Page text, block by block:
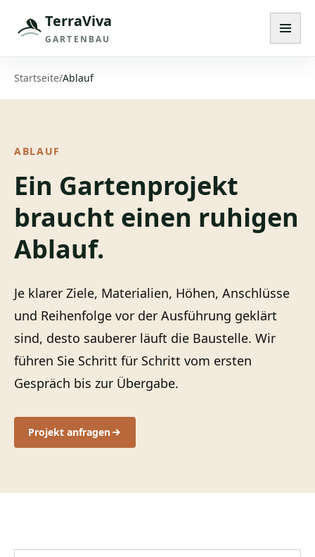
TerraViva
GARTENBAU
Startseite/Ablauf
ABLAUF
Ein Gartenprojekt
braucht einen ruhigen
Ablauf.
Je klarer Ziele, Materialien, Höhen, Anschlüsse
und Reihenfolge vor der Ausführung geklärt
sind, desto sauberer läuft die Baustelle. Wir
führen Sie Schritt für Schritt vom ersten
Gespräch bis zur Übergabe.
Projekt anfragen